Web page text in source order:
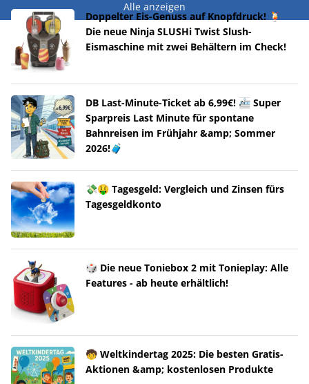
Alle anzeigen
Doppelter Eis-Genuss auf Knopfdruck! 🍹
Die neue Ninja SLUSHi Twist Slush-
Eismaschine mit zwei Behältern im Check!
DB Last-Minute-Ticket ab 6,99€! 🚈 Super
Sparpreis Last Minute für spontane
Bahnreisen im Frühjahr &amp; Sommer
2026!🧳
💸🤑 Tagesgeld: Vergleich und Zinsen fürs
Tagesgeldkonto
🎲 Die neue Toniebox 2 mit Tonieplay: Alle
Features - ab heute erhältlich!
🧒 Weltkindertag 2025: Die besten Gratis-
Aktionen &amp; kostenlosen Produkte